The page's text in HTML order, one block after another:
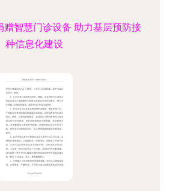
赠智慧门诊设备 助力基层预防接
种信息化建设